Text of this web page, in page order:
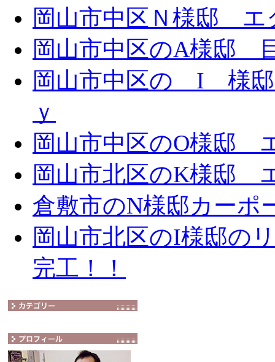
岡山市中区Ｎ様邸 エ
岡山市中区のA様邸
岡山市中区の I 様
ｙ
岡山市中区のO様邸
岡山市北区のK様邸
倉敷市のN様邸カーポ
岡山市北区のI様邸の
完工！！